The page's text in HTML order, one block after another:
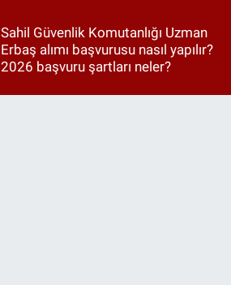
Sahil Güvenlik Komutanlığı Uzman
Erbaş alımı başvurusu nasıl yapılır?
2026 başvuru şartları neler?